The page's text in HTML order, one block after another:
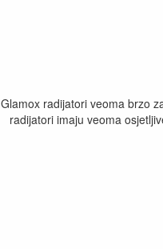
Glamox radijatori veoma brzo
radijatori imaju veoma